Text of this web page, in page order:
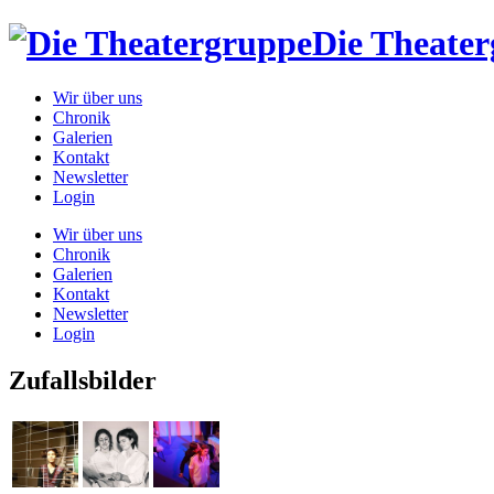
Die
Wir über uns
Chronik
Galerien
Kontakt
Newsletter
Login
Wir über uns
Chronik
Galerien
Kontakt
Newsletter
Login
Zufallsbilder